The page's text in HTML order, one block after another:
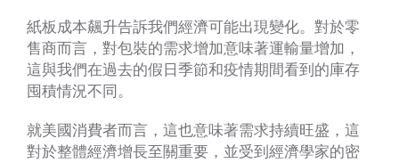
紙板成本飆升告訴我們經濟可能出現變化。對於零
售商而言，對包裝的需求增加意味著運輸量增加，
這與我們在過去的假日季節和疫情期間看到的庫存
囤積情況不同。
就美國消費者而言，這也意味著需求持續旺盛，這
對於整體經濟增長至關重要，並受到經濟學家的密